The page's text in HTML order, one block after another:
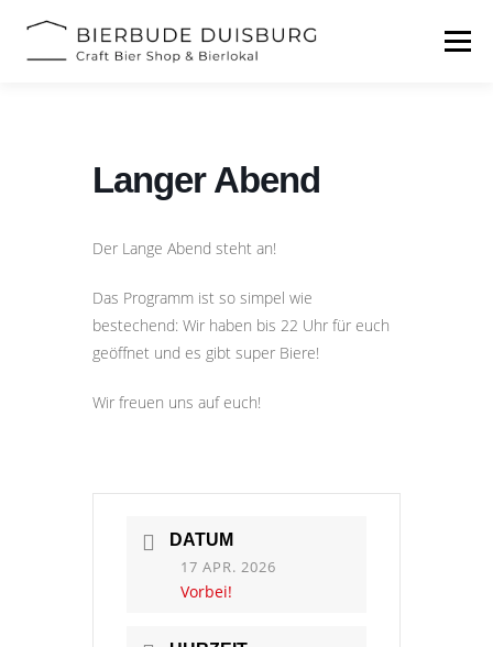
Inhalt
Menü
Langer Abend
Der Lange Abend steht an!
Das Programm ist so simpel wie
bestechend: Wir haben bis 22 Uhr für euch
geöffnet und es gibt super Biere!
Wir freuen uns auf euch!
DATUM
17 APR. 2026
Vorbei!